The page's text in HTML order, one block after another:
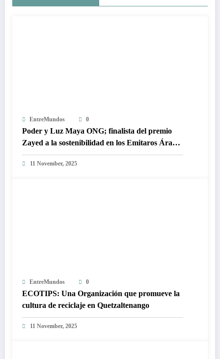
EntreMundos 0
Poder y Luz Maya ONG; finalista del premio
Zayed a la sostenibilidad en los Emitaros Árabes
Unidos
11 November, 2025
EntreMundos 0
ECOTIPS: Una Organización que promueve la
cultura de reciclaje en Quetzaltenango
11 November, 2025